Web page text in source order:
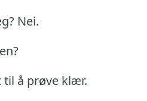
Nei.
til å prøve klær.